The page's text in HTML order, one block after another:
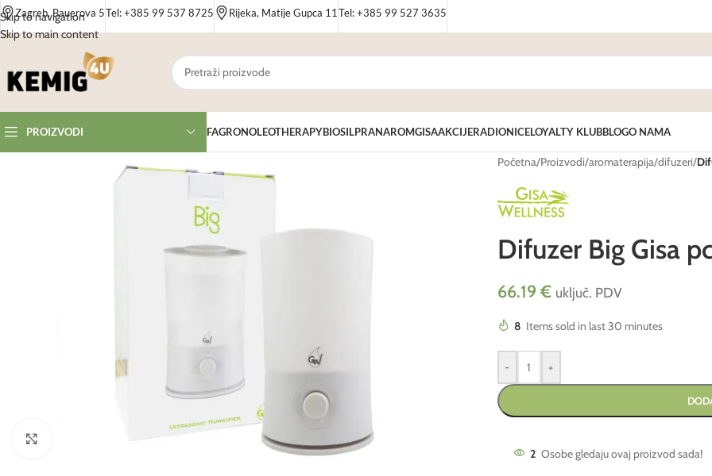
Skip to navigation
Skip to main content
Zagreb, Bauerova 5Tel: +385 99 537 8725 Rijeka, Matije Gupca 11 Tel: +385 99 527 3635
PROIZVODI FAGRONOLEOTHERAPYBIOSILPRANAROMGISAAKCIJERADIONICELOYALTY KLUBBLOGO NAMA
Početna/Proizvodi/aromaterapija/difuzeri/
Difuzer Big Gisa
66.19€ uključ. PDV
8 Items sold in last 30 minutes
- +
2 Osobe gledaju ovaj proizvod sada!